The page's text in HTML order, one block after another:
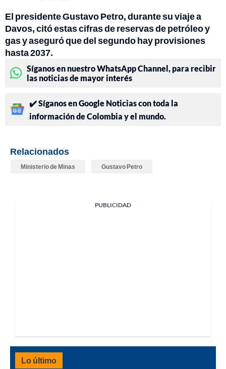
El presidente Gustavo Petro, durante su viaje a
Davos, citó estas cifras de reservas de petróleo y
gas y aseguró que del segundo hay provisiones
hasta 2037.
Síganos en nuestro WhatsApp Channel, para recibir
las noticias de mayor interés
✔️ Síganos en Google Noticias con toda la
información de Colombia y el mundo.
Relacionados
Ministerio de Minas Gustavo Petro
PUBLICIDAD
Lo último